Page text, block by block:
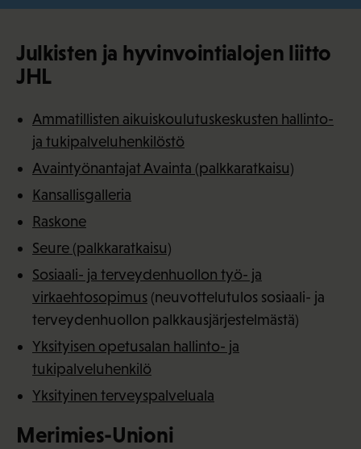
Julkisten ja hyvinvointialojen liitto
JHL
Ammatillisten aikuiskoulutuskeskusten hallinto-
ja tukipalveluhenkilöstö
Avaintyönantajat Avainta (palkkaratkaisu)
Kansallisgalleria
Raskone
Seure (palkkaratkaisu)
Sosiaali- ja terveydenhuollon työ- ja
virkaehtosopimus (neuvottelutulos sosiaali- ja
terveydenhuollon palkkausjärjestelmästä)
Yksityisen opetusalan hallinto- ja
tukipalveluhenkilö
Yksityinen terveyspalveluala
Merimies-Unioni